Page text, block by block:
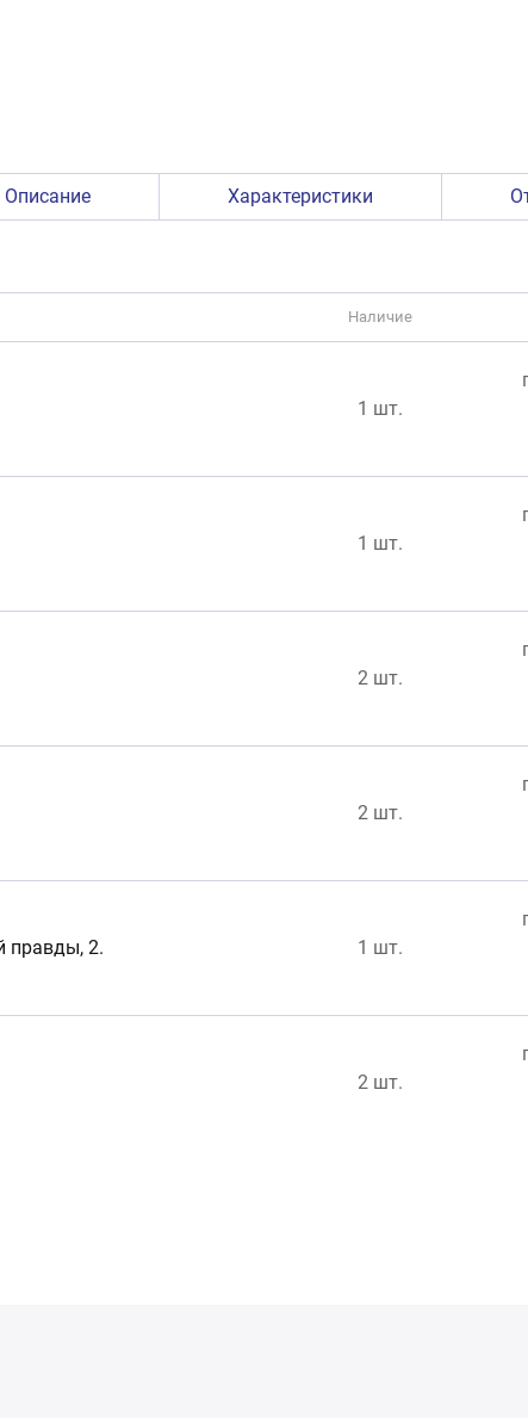
Описание Характеристики
Наличие
1 шт.
1 шт.
2 шт.
2 шт.
правды, 2. 1 шт.
2 шт.